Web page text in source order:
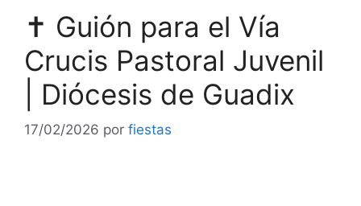
✝️ Guión para el Vía
Crucis Pastoral Juvenil
| Diócesis de Guadix
17/02/2026 por fiestas